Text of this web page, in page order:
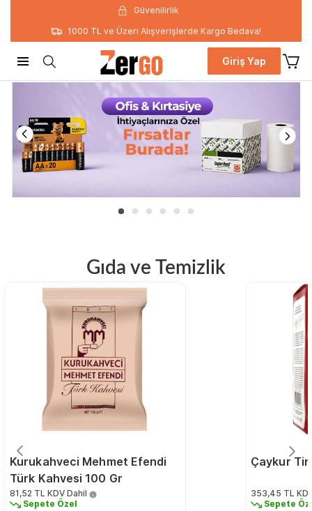
Güvenilirlik
1000 TL ve Üzeri Alışverişlerde Kargo Bedava!
Giriş Yap
Gıda ve Temizlik
Kurukahveci Mehmet Efendi
Türk Kahvesi 100 Gr
81,52 TL KDV Dahil
Sepete Özel
Çaykur
353,45 TL
Sepete